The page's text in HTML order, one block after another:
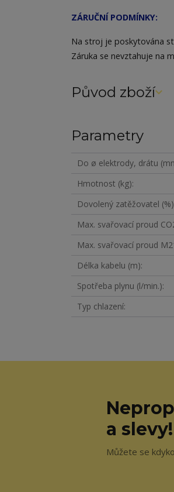
ZÁRUČNÍ PODMÍNKY:
Na stroj je poskytována
Záruka se nevztahuje na
Původ zboží
Parametry
Do ø elektrody, drátu
Hmotnost (kg)
Dovolený zatěžovatel (%)
Max. svařovací proud
Max. svařovací proud
Délka kabelu (m)
Spotřeba plynu (l/min.)
Typ chlazení
a slevy!
Můžete se